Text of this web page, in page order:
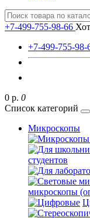
+7-499-755-98-66
+7-499-755-98-
0 р. 0
Список категорий
Микроскопы
студентов
микроскопы